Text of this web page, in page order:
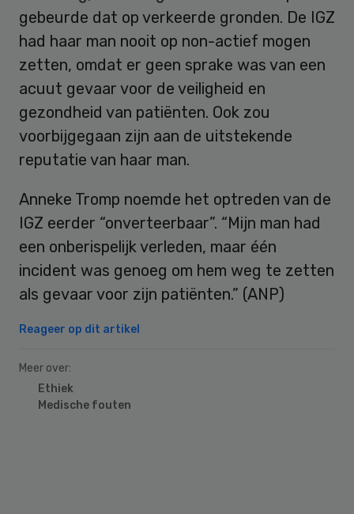
gebeurde dat op verkeerde gronden. De IGZ
had haar man nooit op non-actief mogen
zetten, omdat er geen sprake was van een
acuut gevaar voor de veiligheid en
gezondheid van patiënten. Ook zou
voorbijgegaan zijn aan de uitstekende
reputatie van haar man.
Anneke Tromp noemde het optreden van de
IGZ eerder “onverteerbaar”. “Mijn man had
een onberispelijk verleden, maar één
incident was genoeg om hem weg te zetten
als gevaar voor zijn patiënten.” (ANP)
Reageer op dit artikel
Meer over:
Ethiek
Medische fouten